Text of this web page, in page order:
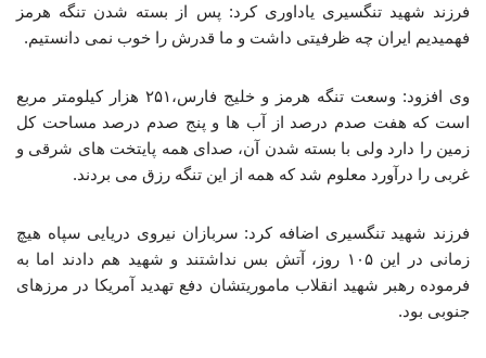
فرزند شهید تنگسیری یاداوری کرد: پس از بسته شدن تنگه هرمز
فهمیدیم ایران چه ظرفیتی داشت و ما قدرش را خوب نمی دانستیم.
وی افزود: وسعت تنگه هرمز و خلیج فارس،۲۵۱ هزار کیلومتر مربع
است که هفت صدم درصد از آب ها و پنج صدم درصد مساحت کل
زمین را دارد ولی با بسته شدن آن، صدای همه پایتخت های شرقی و
غربی را درآورد معلوم شد که همه از این تنگه رزق می بردند.
فرزند شهید تنگسیری اضافه کرد: سربازان نیروی دریایی سپاه هیچ
زمانی در این ۱۰۵ روز، آتش بس نداشتند و شهید هم دادند اما به
فرموده رهبر شهید انقلاب ماموریتشان دفع تهدید آمریکا در مرزهای
جنوبی بود.